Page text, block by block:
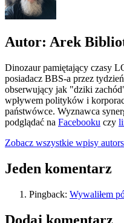
Autor: Arek
Dinozaur pamiętający czasy
posiadacz BBS-a przez
obserwujący jak "dziki
wpływem polityków i
państwówce. Wyznawca
podglądać na Facebooku czy
Zobacz wszystkie wpisy
Jeden komentarz
Pingback: Wywaliłem